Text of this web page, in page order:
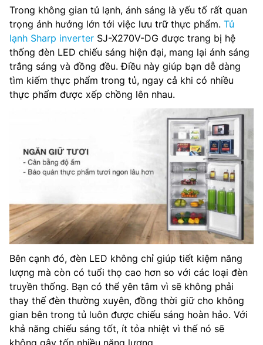
Trong không gian tủ lạnh, ánh sáng là yếu tố rất quan
trọng ảnh hưởng lớn tới việc lưu trữ thực phẩm. Tủ
lạnh Sharp inverter SJ-X270V-DG được trang bị hệ
thống đèn LED chiếu sáng hiện đại, mang lại ánh sáng
trắng sáng và đồng đều. Điều này giúp bạn dễ dàng
tìm kiếm thực phẩm trong tủ, ngay cả khi có nhiều
thực phẩm được xếp chồng lên nhau.
Bên cạnh đó, đèn LED không chỉ giúp tiết kiệm năng
lượng mà còn có tuổi thọ cao hơn so với các loại đèn
truyền thống. Bạn có thể yên tâm vì sẽ không phải
thay thế đèn thường xuyên, đồng thời giữ cho không
gian bên trong tủ luôn được chiếu sáng hoàn hảo. Với
khả năng chiếu sáng tốt, ít tỏa nhiệt vì thế nó sẽ
không gây tốn nhiều năng lượng.